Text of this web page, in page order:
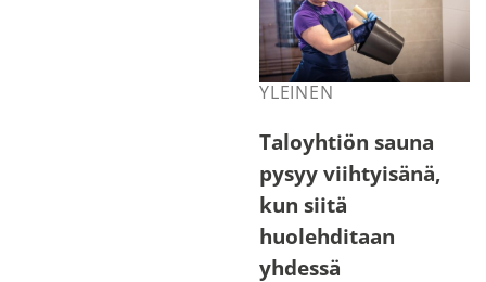
YLEINEN
Taloyhtiön sauna
pysyy viihtyisänä,
kun siitä
huolehditaan
yhdessä